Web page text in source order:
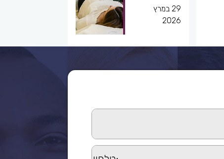
29 במרץ
2026